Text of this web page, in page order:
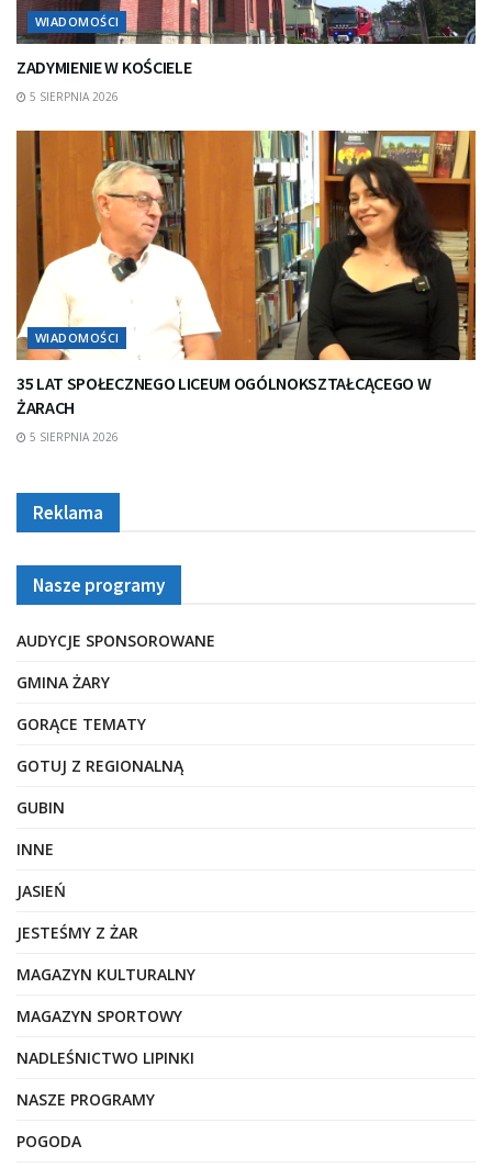
WIADOMOŚCI
ZADYMIENIE W KOŚCIELE
5 SIERPNIA 2026
WIADOMOŚCI
35 LAT SPOŁECZNEGO LICEUM OGÓLNOKSZTAŁCĄCEGO W
ŻARACH
5 SIERPNIA 2026
Reklama
Nasze programy
AUDYCJE SPONSOROWANE
GMINA ŻARY
GORĄCE TEMATY
GOTUJ Z REGIONALNĄ
GUBIN
INNE
JASIEŃ
JESTEŚMY Z ŻAR
MAGAZYN KULTURALNY
MAGAZYN SPORTOWY
NADLEŚNICTWO LIPINKI
NASZE PROGRAMY
POGODA